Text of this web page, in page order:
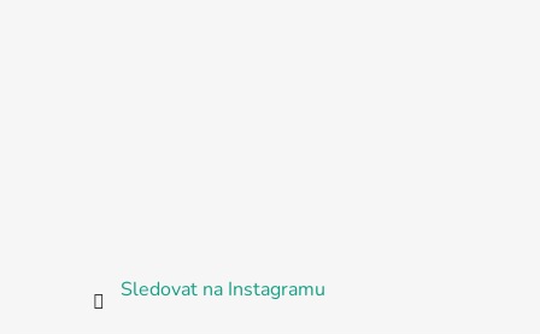
Sledovat na Instagramu